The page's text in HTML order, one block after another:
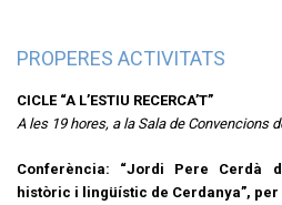
PROPERES ACTIVITATS
CICLE “A L’ESTIU RECERCA’T”
A les 19 hores, a la Sala de Convencions
Conferència: “Jordi Pere Cerdà
històric i lingüístic de Cerdanya”,